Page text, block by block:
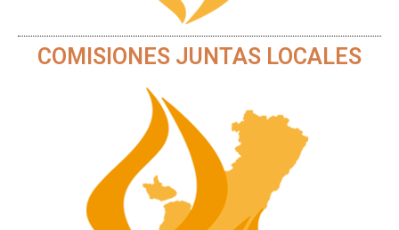
COMISIONES JUNTAS LOCALES